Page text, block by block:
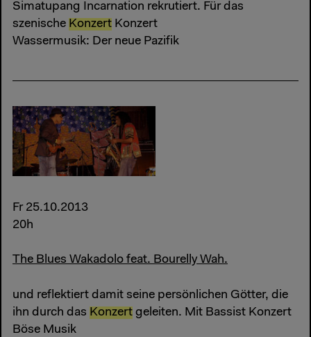
Simatupang Incarnation rekrutiert. Für das
szenische Konzert Konzert
Wassermusik: Der neue Pazifik
Fr 25.10.2013
20h
The Blues Wakadolo feat. Bourelly Wah.
und reflektiert damit seine persönlichen Götter, die
ihn durch das Konzert geleiten. Mit Bassist Konzert
Böse Musik